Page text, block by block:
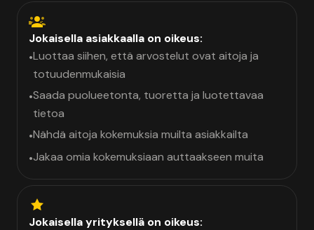
Jokaisella asiakkaalla on oikeus:
•Luottaa siihen, että arvostelut ovat aitoja ja
totuudenmukaisia
•Saada puolueetonta, tuoretta ja luotettavaa
tietoa
•Nähdä aitoja kokemuksia muilta asiakkailta
•Jakaa omia kokemuksiaan auttaakseen muita
Jokaisella yrityksellä on oikeus: